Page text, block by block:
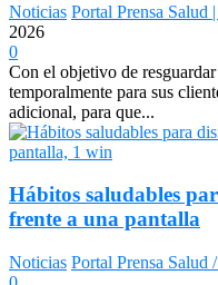
Noticias Portal Prensa
2026
0
Con el objetivo de
temporalmente para sus
adicional, para que...
Hábitos saludables
frente a una pantalla
Noticias Portal Prensa Salud